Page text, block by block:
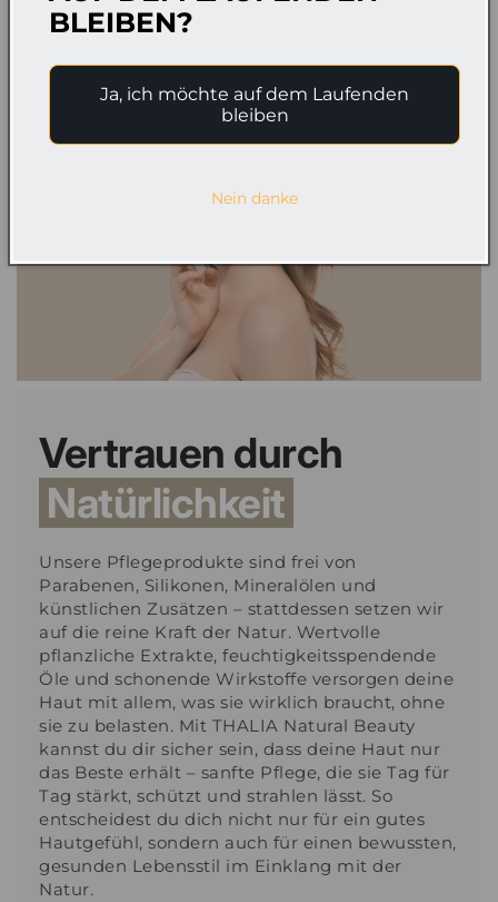
Vertrauen durch
Natürlichkeit
Unsere Pflegeprodukte sind frei von
Parabenen, Silikonen, Mineralölen und
künstlichen Zusätzen – stattdessen setzen wir
auf die reine Kraft der Natur. Wertvolle
pflanzliche Extrakte, feuchtigkeitsspendende
Öle und schonende Wirkstoffe versorgen deine
Haut mit allem, was sie wirklich braucht, ohne
sie zu belasten. Mit THALIA Natural Beauty
kannst du dir sicher sein, dass deine Haut nur
das Beste erhält – sanfte Pflege, die sie Tag für
Tag stärkt, schützt und strahlen lässt. So
entscheidest du dich nicht nur für ein gutes
Hautgefühl, sondern auch für einen bewussten,
gesunden Lebensstil im Einklang mit der
Natur.
BLEIBEN?
Ja, ich möchte auf dem Laufenden
bleiben
Nein danke